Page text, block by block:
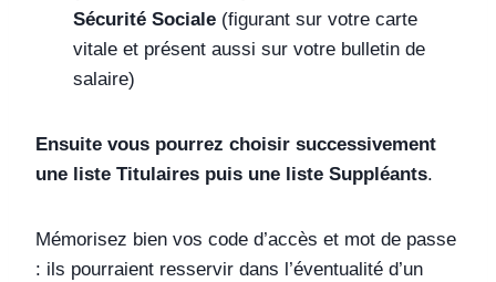
Sécurité Sociale (figurant sur votre carte
vitale et présent aussi sur votre bulletin de
salaire)
Ensuite vous pourrez choisir successivement
une liste Titulaires puis une liste Suppléants.
Mémorisez bien vos code d’accès et mot de passe
: ils pourraient resservir dans l’éventualité d’un